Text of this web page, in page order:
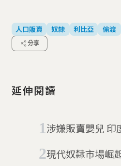
人口販賣 奴隸 利比亞 偷渡
分享
延伸閱讀
涉嫌販賣嬰兒 印
現代奴隸市場崛